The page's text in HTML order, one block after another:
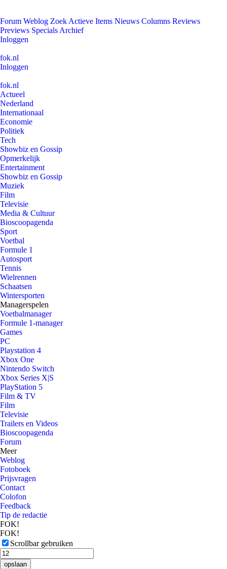
Forum Weblog Zoek Actieve Items Nieuws Columns Reviews
Previews Specials Archief
Inloggen
fok.nl
Inloggen
fok.nl
Actueel
Nederland
Internationaal
Economie
Politiek
Tech
Showbiz en Gossip
Opmerkelijk
Entertainment
Showbiz en Gossip
Muziek
Film
Televisie
Media & Cultuur
Bioscoopagenda
Sport
Voetbal
Formule 1
Autosport
Tennis
Wielrennen
Schaatsen
Wintersporten
Managerspelen
Voetbalmanager
Formule 1-manager
Games
PC
Playstation 4
Xbox One
Nintendo Switch
Xbox Series X|S
PlayStation 5
Film & TV
Film
Televisie
Trailers en Videos
Bioscoopagenda
Forum
Meer
Weblog
Fotoboek
Prijsvragen
Contact
Colofon
Feedback
Tip de redactie
FOK!
FOK!
Scrollbar gebruiken
opslaan